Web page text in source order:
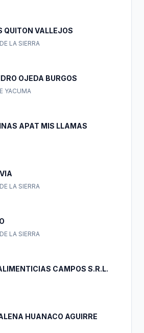
QUITON VALLEJOS
LA SIERRA
OJEDA BURGOS
YACUMA
APAT MIS LLAMAS
LA SIERRA
LA SIERRA
CAMPOS S.R.L.
HUANACO AGUIRRE